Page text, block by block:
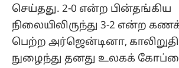
செய்தது. 2-0 என்ற பின்தங்கிய
நிலையிலிருந்து 3-2 என்ற
பெற்ற அர்ஜென்டினா,
நுழைந்து தனது உலகக்